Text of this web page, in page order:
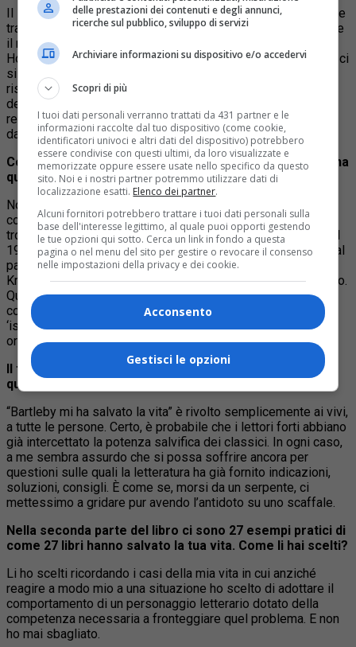
Il libro è forse lo strumento più adatto per sfuggire alle molte
trappole che il destino ci mette sotto i piedi o per individuare
il modo più saggio per far fronte ai problemi. Michel
Houellebecq ha scritto: “Vivere senza leggere è pericoloso, ci
si deve accontentare della vita, e questo comporta notevoli
rischi”. La letteratura esplora ogni più riposta piegolina
dell’umano, ne tratteggia vizi e virtù, sviluppa azioni e
reazioni, indica esiti e segnala pericoli. Non tenerne conto è
da pazzi.
Come è nata l’idea di raccontare ai lettori come funziona
questo strumento di salvezza?
Non è nata come idea. Da decenni suggerisco ad amici e
conoscenti di leggere questo o quel classico quando si
trovano di fronte a un problema che pare insormontabile. Nel
1996 suggerii a una amica di regalare al marito, geloso fino al
parossimo, visto che non voleva lasciarlo, La sonata a
Kreutzer di Tolstoj. Il marito lo lesse e cambiò atteggiamento.
Questa serie di consigli si tramutò, anni fa in una serie di
corsi centrati sul tema della lettura dei classici come
‘istruzioni per l’uso’ alla vita. Gli appunti di quei corsi,
organizzati e suddivisi per argomenti, sono diventati il libro.
Il tuo Bartleby è pensato più per i lettori “deboli” o per
quelli “forti”?
“Bartleby mi ha salvato la vita” è rivolto semplicemente ai vivi,
a tutte le persone. Certo, è probabile che i lettori forti abbiano
già intercettato la potenza salvifica dei classici. In ogni caso,
a me sembra assurdo che si possa soffrire ancora per
questioni sulle quali la letteratura ha già fornito indicazioni,
soluzioni, consigli. È come se, morsi da un serpente, ci
mettessimo a gridare pur avendo l’antidoto su uno scaffale.
Nella seconda parte del libro ci sono 27 esempi pratici di
come 27 libri hanno salvato la tua vita. Come li hai scelti?
Li ho scelti ricordando i casi della mia vita in cui anziché
reagire a modo mio a una situazione ho scelto di adottare il
comportamento di un personaggio letterario dotato della
competenza necessaria a fronteggiare quel problema. E non
ho mai sbagliato.
delle prestazioni dei contenuti e degli annunci,
ricerche sul pubblico, sviluppo di servizi
Archiviare informazioni su dispositivo e/o accedervi
Scopri di più
I tuoi dati personali verranno trattati da 431 partner e le
informazioni raccolte dal tuo dispositivo (come cookie,
identificatori univoci e altri dati del dispositivo) potrebbero
essere condivise con questi ultimi, da loro visualizzate e
memorizzate oppure essere usate nello specifico da questo
sito. Noi e i nostri partner potremmo utilizzare dati di
localizzazione esatti. Elenco dei partner.
Alcuni fornitori potrebbero trattare i tuoi dati personali sulla
base dell'interesse legittimo, al quale puoi opporti gestendo
le tue opzioni qui sotto. Cerca un link in fondo a questa
pagina o nel menu del sito per gestire o revocare il consenso
nelle impostazioni della privacy e dei cookie.
Acconsento
Gestisci le opzioni